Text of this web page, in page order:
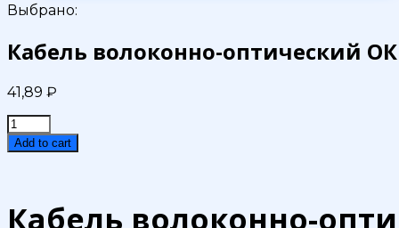
Выбрано:
Кабель волоконно-оптический
41,89 ₽
Кабель
волоконно-
оптический
quantity
Add to cart
Кабель волоконно-